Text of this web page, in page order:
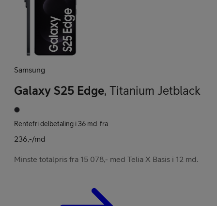
Samsung
Galaxy S25 Edge, Titanium Jetblack
Rentefri delbetaling i 36 md. fra
236,-/md
Minste totalpris fra 15 078,- med Telia X Basis i 12 md.